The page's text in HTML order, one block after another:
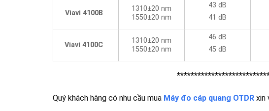
Viavi 4100B
1310±20 nm
1550±20 nm
43 dB
41 dB
Viavi 4100C
1310±20 nm
1550±20 nm
46 dB
45 dB
Quý khách hàng có nhu cầu mua Máy đo cáp quang OTDRxin